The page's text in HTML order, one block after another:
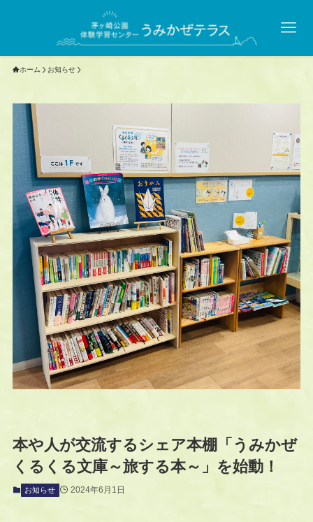
ホーム お知らせ
本や人が交流するシェア本棚「うみかぜ
くるくる文庫～旅する本～」を始動！
お知らせ 2024年6月1日